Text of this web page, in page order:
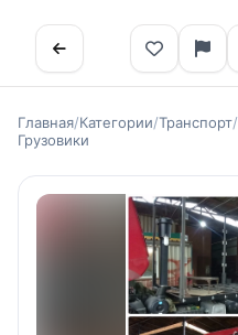
Главная/Категории/Транспорт/
Грузовики